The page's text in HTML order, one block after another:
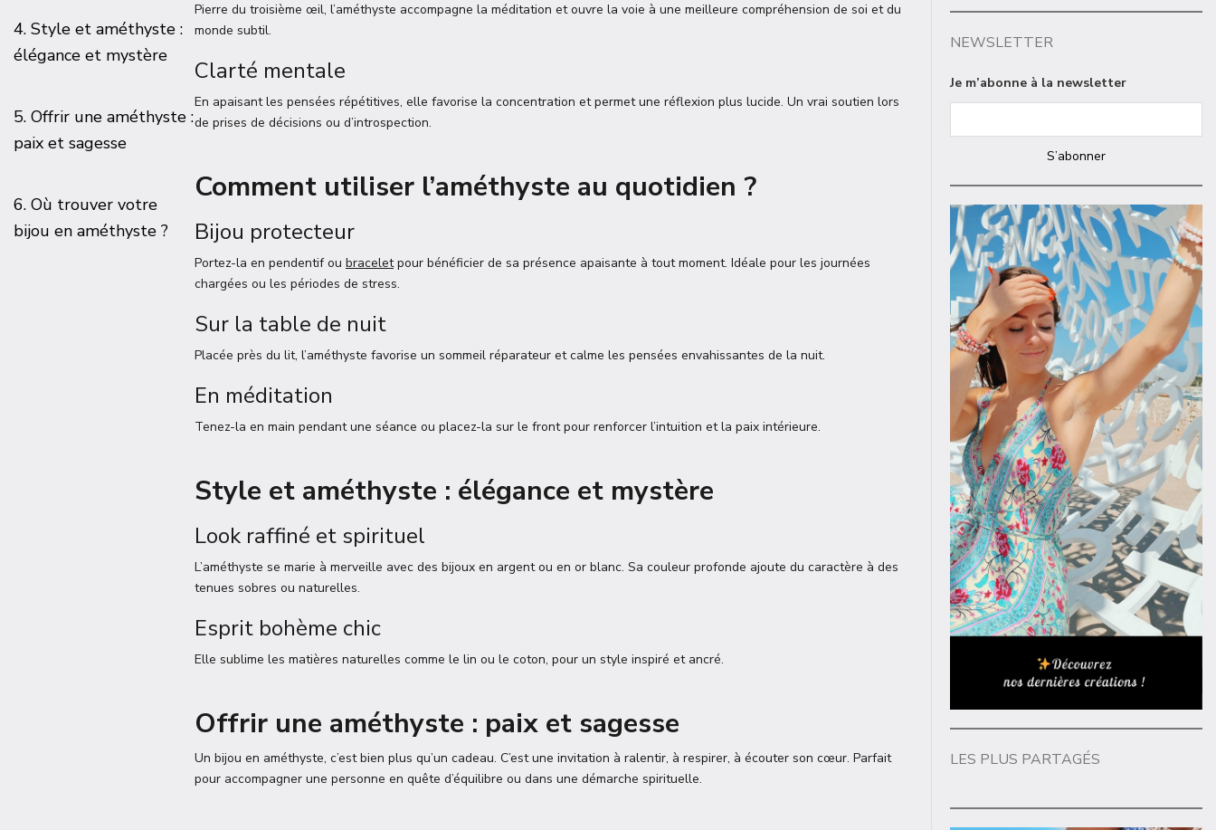
4. Style et améthyste :
élégance et mystère
5. Offrir une améthyste :
paix et sagesse
6. Où trouver votre
bijou en améthyste ?
Pierre du troisième œil, l’améthyste accompagne la méditation et ouvre la voie à une meilleure compréhension de soi et du
monde subtil.
Clarté mentale
En apaisant les pensées répétitives, elle favorise la concentration et permet une réflexion plus lucide. Un vrai soutien lors
de prises de décisions ou d’introspection.
Comment utiliser l’améthyste au quotidien ?
Bijou protecteur
Portez-la en pendentif ou braceletpour bénéficier de sa présence apaisante à tout moment. Idéale pour les journées
chargées ou les périodes de stress.
Sur la table de nuit
Placée près du lit, l’améthyste favorise un sommeil réparateur et calme les pensées envahissantes de la nuit.
En méditation
Tenez-la en main pendant une séance ou placez-la sur le front pour renforcer l’intuition et la paix intérieure.
Style et améthyste : élégance et mystère
Look raffiné et spirituel
L’améthyste se marie à merveille avec des bijoux en argent ou en or blanc. Sa couleur profonde ajoute du caractère à des
tenues sobres ou naturelles.
Esprit bohème chic
Elle sublime les matières naturelles comme le lin ou le coton, pour un style inspiré et ancré.
Offrir une améthyste : paix et sagesse
Un bijou en améthyste, c’est bien plus qu’un cadeau. C’est une invitation à ralentir, à respirer, à écouter son cœur. Parfait
pour accompagner une personne en quête d’équilibre ou dans une démarche spirituelle.
NEWSLETTER
Je m’abonne à la newsletter
S’abonner
LES PLUS PARTAGÉS